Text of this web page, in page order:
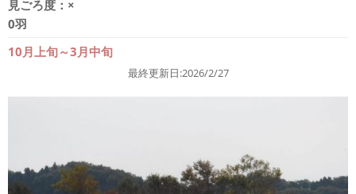
見ごろ度： ×
0羽
10月上旬～3月中旬
最終更新日:2026/2/27